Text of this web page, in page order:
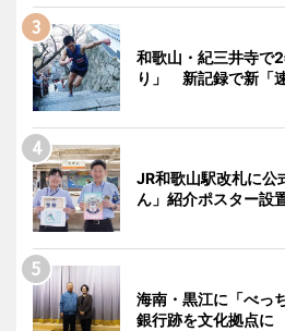
和歌山・紀三井寺で
り」 新記録で新「
JR和歌山駅改札に公
ん」紹介ポスター設
海南・黒江に「べっ
銀行跡を文化拠点に